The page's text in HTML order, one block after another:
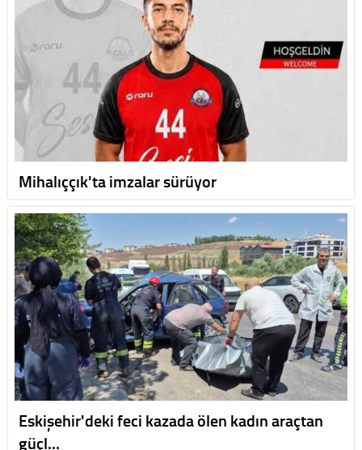
Mihalıççık'ta imzalar sürüyor
Eskişehir'deki feci kazada ölen kadın araçtan
güçl…